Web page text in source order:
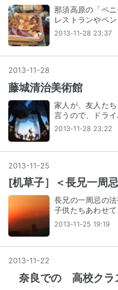
那須高原の「ペ
レストランやペ
2013-11-28 23:37
2013-11 -28
藤城清治美術館
家人が、友人た
言うので、ドラ
2013-11-28 23:22
2013-11-25
[机草子］＜長兄一周
長兄の一周忌の
子供たちあわせ
2013-11-25 19:19
2013-11 -22
奈良での 高校クラ